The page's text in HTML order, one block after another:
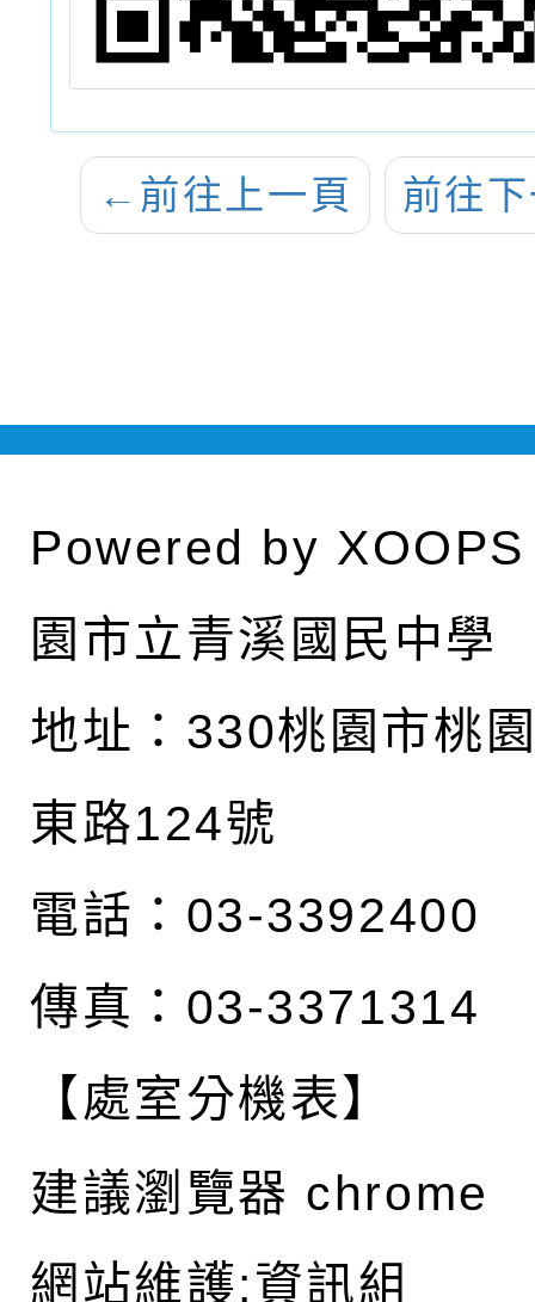
← 前往上一頁 前往
Powered by XOOPS
園市立青溪國民中學
地址： 330桃園市桃
東路124號
電話：03-3392400
傳真：03-3371314
【處室分機表】
建議瀏覽器 chrome
網站維護:資訊組